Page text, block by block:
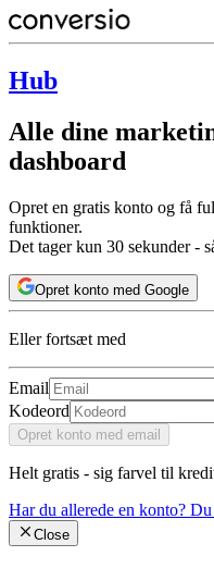
Hub
Alle dine
dashboard
Opret en gratis konto og få
funktioner.
Det tager kun 30 sekunder -
Opret konto med Google
Eller fortsæt med
Email
Kodeord
Opret konto med email
Helt gratis - sig farvel til
Har du allerede en konto? Du
Close